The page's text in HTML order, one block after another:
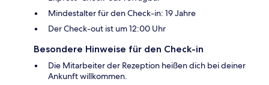
Mindestalter für den Check-in: 19 Jahre
Der Check-out ist um 12:00 Uhr
Besondere Hinweise für den Check-in
Die Mitarbeiter der Rezeption heißen dich bei deiner
Ankunft willkommen.